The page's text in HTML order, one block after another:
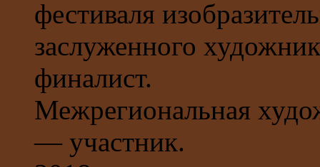
фестиваля
заслуженного
финалист.
Межрегиональная
— участник.